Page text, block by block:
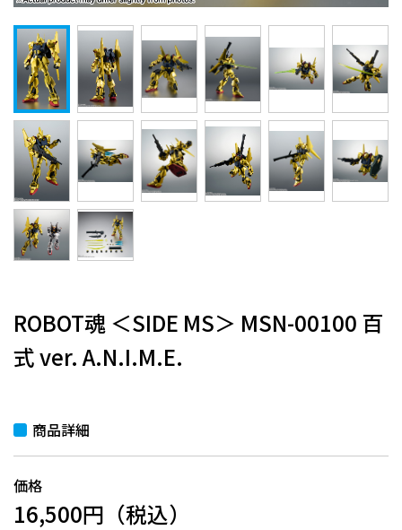
ROBOT魂 ＜SIDE MS＞ MSN-00100 百
式 ver. A.N.I.M.E.
商品詳細
価格
16,500円（税込）